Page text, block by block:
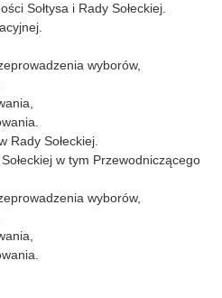
Sołtysa i Rady Sołeckiej.
wyborów,
Rady Sołeckiej.
w tym Przewodniczącego
wyborów,